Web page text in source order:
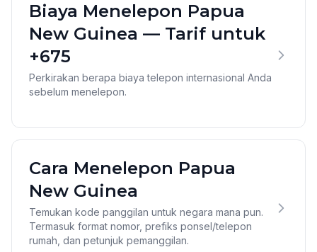
Biaya Menelepon Papua
New Guinea — Tarif untuk
+675
Perkirakan berapa biaya telepon internasional Anda
sebelum menelepon.
Cara Menelepon Papua
New Guinea
Temukan kode panggilan untuk negara mana pun.
Termasuk format nomor, prefiks ponsel/telepon
rumah, dan petunjuk pemanggilan.